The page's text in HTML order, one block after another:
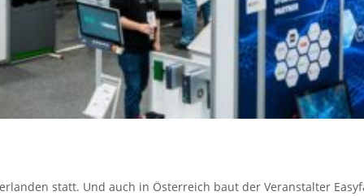
statt. Und auch in Österreich baut der Veranstalter